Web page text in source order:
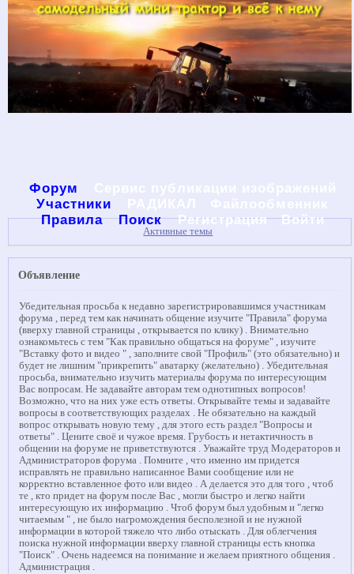
Форум
Участники
Правила
Поиск Регистрация Войти
Активные темы
Объявление
Убедительная просьба к недавно зарегистрировавшимся участникам
форума , перед тем как начинать общение изучите "Правила" форума
(вверху главной страницы , открывается по клику) . Внимательно
ознакомьтесь с тем "Как правильно общаться на форуме" , изучите
"Вставку фото и видео " , заполните свой "Профиль" (это обязательно) и
будет не лишним "прикрепить" аватарку (желательно) . Убедительная
просьба, внимательно изучить материалы форума по интересующим
Вас вопросам. Не задавайте авторам тем однотипных вопросов!
Возможно, что на них уже есть ответы. Открывайте темы и задавайте
вопросы в соответствующих разделах . Не обязательно на каждый
вопрос открывать новую тему , для этого есть раздел "Вопросы и
ответы" . Цените своё и чужое время. Грубость и нетактичность в
общении на форуме не приветствуются . Уважайте труд Модераторов и
Администраторов форума . Помните , что именно им придется
исправлять не правильно написанное Вами сообщение или не
корректно вставленное фото или видео . А делается это для того , чтоб
те , кто придет на форум после Вас , могли быстро и легко найти
интересующую их информацию . Чтоб форум был удобным и "легко
читаемым " , не было нагромождения бесполезной и не нужной
информации в которой тяжело что либо отыскать . Для облегчения
поиска нужной информации вверху главной страницы есть кнопка
"Поиск" . Очень надеемся на понимание и желаем приятного общения .
Администрация .